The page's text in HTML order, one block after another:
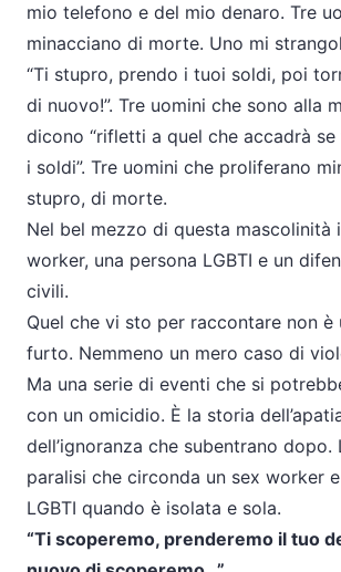
mio telefono e del mio denaro. Tre
minacciano di morte. Uno mi
“Ti stupro, prendo i tuoi soldi, poi
di nuovo!”. Tre uomini che sono alla
dicono “rifletti a quel che accadrà
i soldi”. Tre uomini che proliferano
stupro, di morte.
Nel bel mezzo di questa mascolinità
worker, una persona LGBTI e un
civili.
Quel che vi sto per raccontare non è
furto. Nemmeno un mero caso di
Ma una serie di eventi che si
con un omicidio. È la storia
dell’ignoranza che subentrano dopo.
paralisi che circonda un sex worker
LGBTI quando è isolata e sola.
“Ti scoperemo, prenderemo il tuo